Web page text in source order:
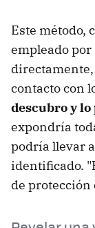
Este método,
empleado
contacto con
descubro y
expondría
podría llevar
identificado.
de protección